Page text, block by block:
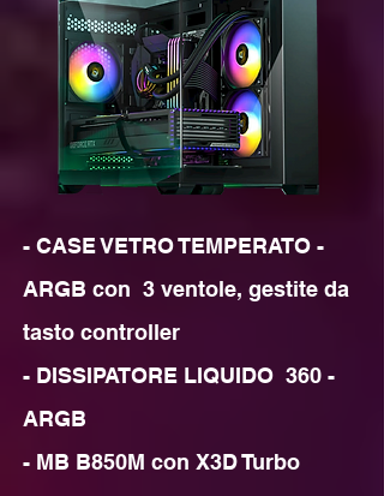
- CASE VETRO TEMPERATO -
ARGB con  3 ventole, gestite da
tasto controller
- DISSIPATORE LIQUIDO  360 -
ARGB
- MB B850M con X3D Turbo